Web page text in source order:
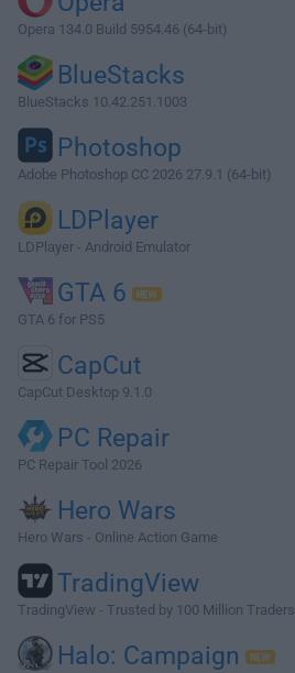
Opera 134.0 Build 5954.46 (64-bit)
BlueStacks
BlueStacks 10.42.251.1003
Photoshop
Adobe Photoshop CC 2026 27.9.1 (64-bit)
LDPlayer
LDPlayer - Android Emulator
GTA 6
GTA 6 for PS5
CapCut
CapCut Desktop 9.1.0
PC Repair
PC Repair Tool 2026
Hero Wars
Hero Wars - Online Action Game
TradingView
TradingView - Trusted by 100 Million Traders
Halo: Campaign